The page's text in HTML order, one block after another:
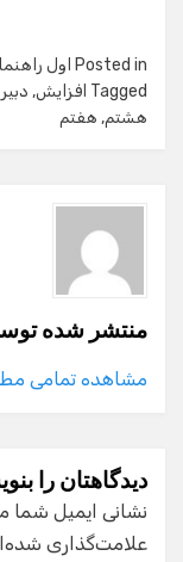
Posted in اول
Tagged افزایش,
هشتم, هفتم
منتشر شده
مشاهده تمامی
دیدگاهتان را
نشانی ایمیل شما
علامت‌گذاری